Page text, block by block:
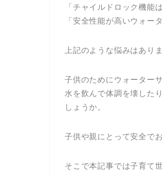
「チャイルドロック機能
「安全性能が高いウォー
上記のような悩みはあり
子供のためにウォーター
水を飲んで体調を壊した
しょうか。
子供や親にとって安全で
そこで本記事では子育て